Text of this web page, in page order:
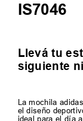
IS7046
Llevá tu
siguiente
La mochila
el diseño
ideal para el día